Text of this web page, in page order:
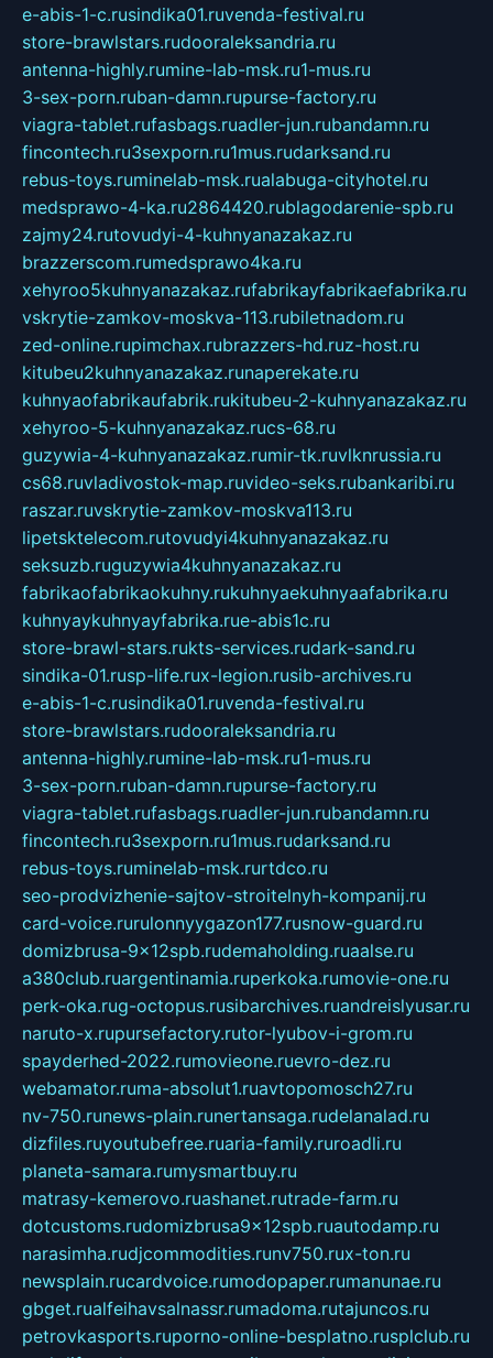
e-abis-1-c.rusindika01.ruvenda-festival.ru
store-brawlstars.rudooraleksandria.ru
antenna-highly.rumine-lab-msk.ru1-mus.ru
3-sex-porn.ruban-damn.rupurse-factory.ru
viagra-tablet.rufasbags.ruadler-jun.rubandamn.ru
fincontech.ru3sexporn.ru1mus.rudarksand.ru
rebus-toys.ruminelab-msk.rualabuga-cityhotel.ru
medsprawo-4-ka.ru2864420.rublagodarenie-spb.ru
zajmy24.rutovudyi-4-kuhnyanazakaz.ru
brazzerscom.rumedsprawo4ka.ru
xehyroo5kuhnyanazakaz.rufabrikayfabrikaefabrika.ru
vskrytie-zamkov-moskva-113.rubiletnadom.ru
zed-online.rupimchax.rubrazzers-hd.ruz-host.ru
kitubeu2kuhnyanazakaz.runaperekate.ru
kuhnyaofabrikaufabrik.rukitubeu-2-kuhnyanazakaz.ru
xehyroo-5-kuhnyanazakaz.rucs-68.ru
guzywia-4-kuhnyanazakaz.rumir-tk.ruvlknrussia.ru
cs68.ruvladivostok-map.ruvideo-seks.rubankaribi.ru
raszar.ruvskrytie-zamkov-moskva113.ru
lipetsktelecom.rutovudyi4kuhnyanazakaz.ru
seksuzb.ruguzywia4kuhnyanazakaz.ru
fabrikaofabrikaokuhny.rukuhnyaekuhnyaafabrika.ru
kuhnyaykuhnyayfabrika.rue-abis1c.ru
store-brawl-stars.rukts-services.rudark-sand.ru
sindika-01.rusp-life.rux-legion.rusib-archives.ru
e-abis-1-c.rusindika01.ruvenda-festival.ru
store-brawlstars.rudooraleksandria.ru
antenna-highly.rumine-lab-msk.ru1-mus.ru
3-sex-porn.ruban-damn.rupurse-factory.ru
viagra-tablet.rufasbags.ruadler-jun.rubandamn.ru
fincontech.ru3sexporn.ru1mus.rudarksand.ru
rebus-toys.ruminelab-msk.rurtdco.ru
seo-prodvizhenie-sajtov-stroitelnyh-kompanij.ru
card-voice.rurulonnyygazon177.rusnow-guard.ru
domizbrusa-9x12spb.rudemaholding.ruaalse.ru
a380club.ruargentinamia.ruperkoka.rumovie-one.ru
perk-oka.rug-octopus.rusibarchives.ruandreislyusar.ru
naruto-x.rupursefactory.rutor-lyubov-i-grom.ru
spayderhed-2022.rumovieone.ruevro-dez.ru
webamator.ruma-absolut1.ruavtopomosch27.ru
nv-750.runews-plain.runertansaga.rudelanalad.ru
dizfiles.ruyoutubefree.ruaria-family.ruroadli.ru
planeta-samara.rumysmartbuy.ru
matrasy-kemerovo.ruashanet.rutrade-farm.ru
dotcustoms.rudomizbrusa9x12spb.ruautodamp.ru
narasimha.rudjcommodities.runv750.rux-ton.ru
newsplain.rucardvoice.rumodopaper.rumanunae.ru
gbget.rualfeihavsalnassr.rumadoma.rutajuncos.ru
petrovkasports.ruporno-online-besplatno.rusplclub.ru